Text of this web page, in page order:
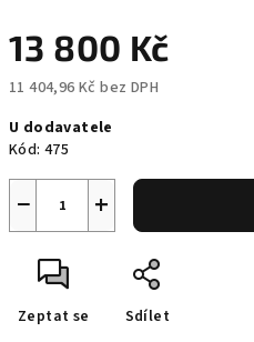
13 800 Kč
11 404,96 Kč bez DPH
cena:
U dodavatele
Kód: 475
+
−
Zeptat se Sdílet